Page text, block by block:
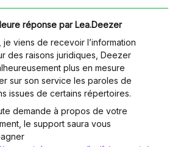
réponse parLea.Deezer
je viens de recevoir l’information
des raisons juridiques, Deezer
plus en mesure
sur son service les paroles de
issues de certains répertoires.
demande à propos de votre
le support saura vous